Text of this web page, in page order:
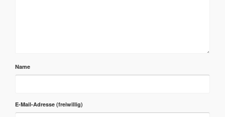
Name
E-Mail-Adresse